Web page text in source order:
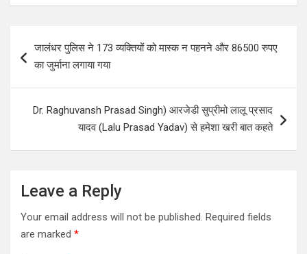
at
s
A
p
p
ce
b
o
k
tt ar
e
navigation
जालंधर पुलिस ने 173 व्यक्तियों को मास्क न पहनने और 86500 रुपए
का जुर्माना लगाया गया
Dr. Raghuvansh Prasad Singh) आरजेडी सुप्रीमो लालू प्रसाद
यादव (Lalu Prasad Yadav) से हमेशा खरी बात कहते
Leave a Reply
Your email address will not be published. Required fields
are marked *